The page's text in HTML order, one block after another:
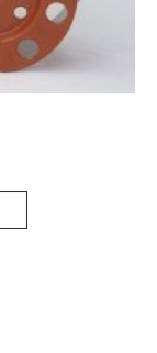
productpagina